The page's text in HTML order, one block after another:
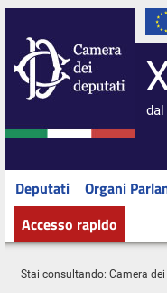
Deputati Organi
Accesso rapido
Stai consultando: Camera